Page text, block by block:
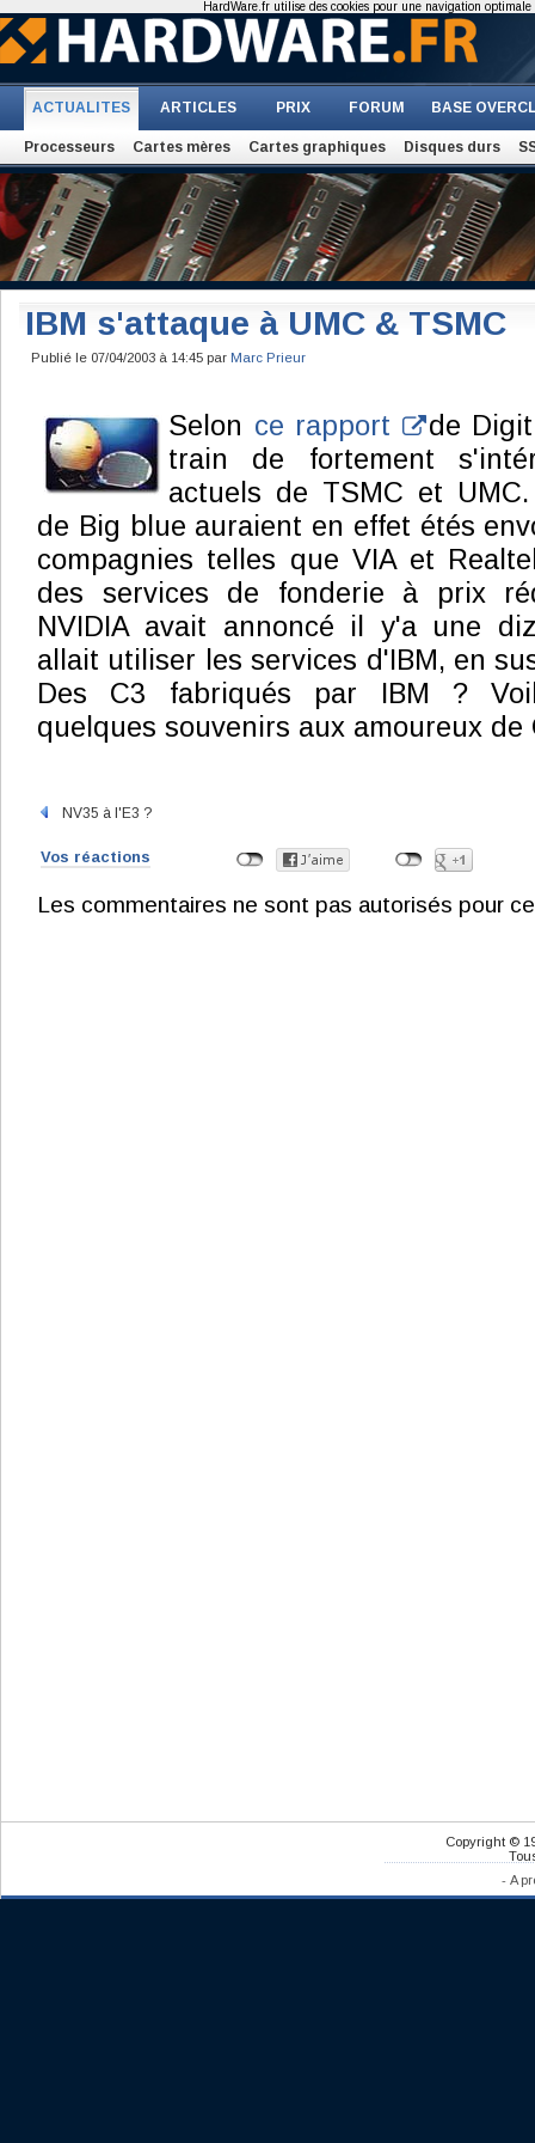
ACTUALITES ARTICLES PRIX FORUM BASE
Processeurs Cartes mères Cartes graphiques Disques durs
IBM s'attaque à UMC & TSMC
Publié le 07/04/2003 à 14:45 par Marc Prieur
Selon ce rapport
de
train de fortement
actuels de TSMC et
de Big blue auraient en effet étés
compagnies telles que VIA et
des services de fonderie à prix
NVIDIA avait annoncé il y'a une
allait utiliser les services d'IBM, en
Des C3 fabriqués par IBM ?
quelques souvenirs aux amoureux de
NV35 à l'E3 ?
Vos réactions
Les commentaires ne sont pas autorisés pour
Copyright ©
- A
HardWare.fr utilise des cookies pour une navigation